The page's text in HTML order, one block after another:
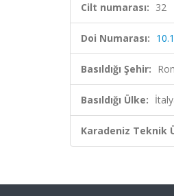
Cilt numarası: 32
Doi Numarası:
Basıldığı Şehir:
Basıldığı Ülke:
Karadeniz Teknik